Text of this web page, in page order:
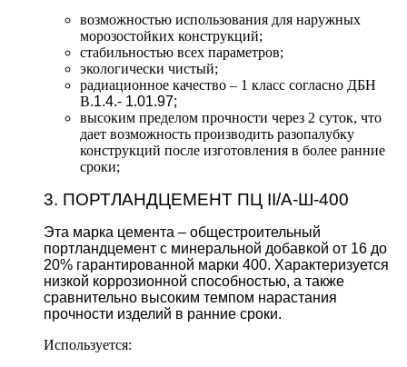
возможностью использования для наружных
морозостойких конструкций;
стабильностью всех параметров;
экологически чистый;
радиационное качество – 1 класс согласно ДБН
В.1.4.- 1.01.97;
высоким пределом прочности через 2 суток, что
дает возможность производить разопалубку
конструкций после изготовления в более ранние
сроки;
3. ПОРТЛАНДЦЕМЕНТ ПЦ II/А-Ш-400
Эта марка цемента – общестроительный
портландцемент с минеральной добавкой от 16 до
20% гарантированной марки 400. Характеризуется
низкой коррозионной способностью, а также
сравнительно высоким темпом нарастания
прочности изделий в ранние сроки.
Используется: